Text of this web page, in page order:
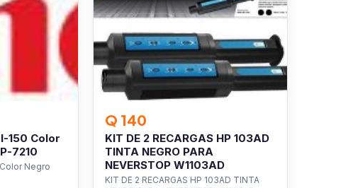
150 Color
7210
Negro
Q 140
KIT DE 2 RECARGAS HP 103AD
TINTA NEGRO PARA
NEVERSTOP W1103AD
KIT DE 2 RECARGAS HP 103AD TINTA